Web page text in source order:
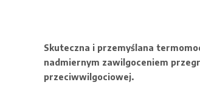
Skuteczna i przemyślana
nadmiernym zawilgoceniem
przeciwwilgociowej.